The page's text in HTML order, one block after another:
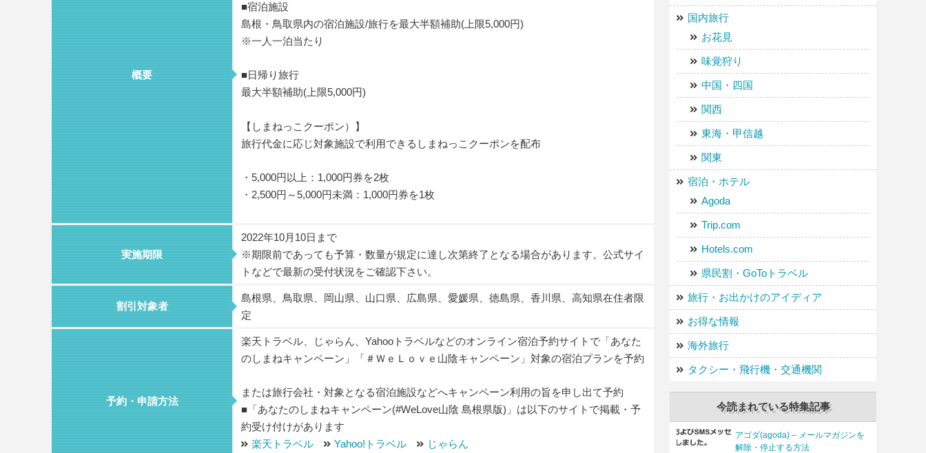
概要
■宿泊施設
島根・鳥取県内の宿泊施設/旅行を最大半額補助(上限5,000円)
※一人一泊当たり
■日帰り旅行
最大半額補助(上限5,000円)
【しまねっこクーポン）】
旅行代金に応じ対象施設で利用できるしまねっこクーポンを配布
・5,000円以上：1,000円券を2枚
・2,500円～5,000円未満：1,000円券を1枚
実施期限
2022年10月10日まで
※期限前であっても予算・数量が規定に達し次第終了となる場合があります。公式サイ
トなどで最新の受付状況をご確認下さい。
割引対象者
島根県、鳥取県、岡山県、山口県、広島県、愛媛県、徳島県、香川県、高知県在住者限
定
予約・申請方法
楽天トラベル、じゃらん、Yahooトラベルなどのオンライン宿泊予約サイトで「あなた
のしまねキャンペーン」「＃ＷｅＬｏｖｅ山陰キャンペーン」対象の宿泊プランを予約
または旅行会社・対象となる宿泊施設などへキャンペーン利用の旨を申し出て予約
■「あなたのしまねキャンペーン(#WeLove山陰 島根県版)」は以下のサイトで掲載・予
約受け付けがあります
楽天トラベル
Yahoo!トラベル じゃらん
国内旅行
お花見
味覚狩り
中国・四国
関西
東海・甲信越
関東
宿泊・ホテル
Agoda
Trip.com
Hotels.com
県民割・GoToトラベル
旅行・お出かけのアイディア
お得な情報
海外旅行
タクシー・飛行機・交通機関
今読まれている特集記事
アゴダ(agoda) – メールマガジンを
解除・停止する方法